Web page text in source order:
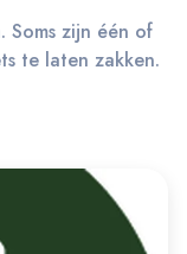
zijn één of
te laten zakken.